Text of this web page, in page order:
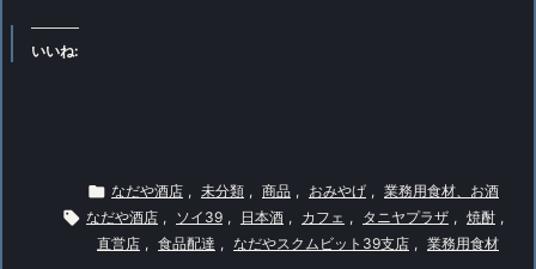
いいね:
 なだや酒店 , 未分類 , 商品 , おみやげ , 業務用食材、お酒
 なだや酒店 , ソイ39 , 日本酒 , カフェ , タニヤプラザ , 焼酎 ,
直営店 , 食品配達 , なだやスクムビット39支店 , 業務用食材